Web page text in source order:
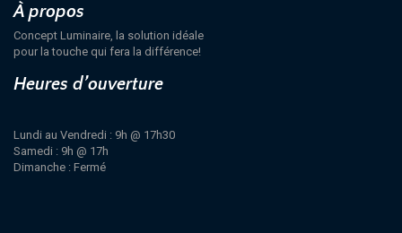
À propos
Concept Luminaire, la solution idéale
pour la touche qui fera la différence!
Heures d’ouverture
Lundi au Vendredi : 9h @ 17h30
Samedi : 9h @ 17h
Dimanche : Fermé